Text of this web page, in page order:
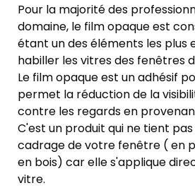
Pour la majorité des
domaine, le film opaque est
étant un des éléments les plus
habiller les vitres des fenêtres
Le film opaque est un adhésif
permet la réduction de la
contre les regards en
C'est un produit qui ne tient
cadrage de votre fenêtre ( en
en bois) car elle s'applique
vitre.